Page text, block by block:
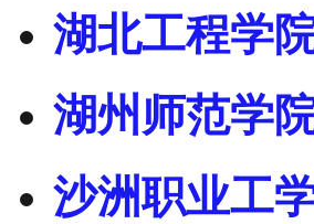
湖北工程学
湖州师范学
沙洲职业工